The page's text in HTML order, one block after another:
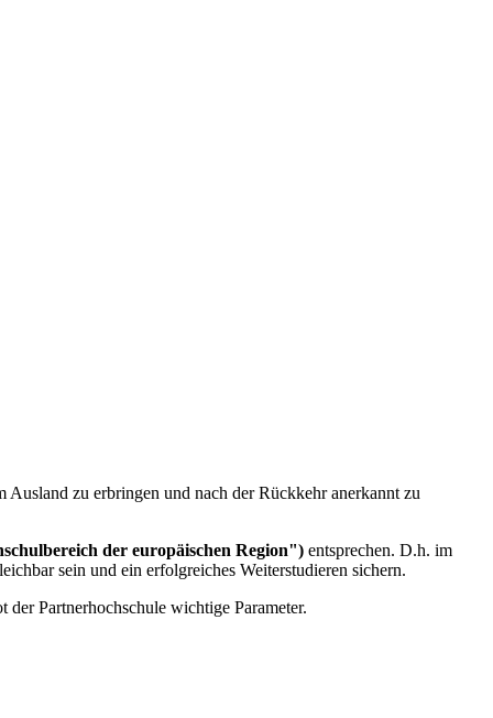
zu erbringen und nach der Rückkehr anerkannt zu
der europäischen Region") entsprechen. D.h. im
sein und ein erfolgreiches Weiterstudieren sichern.
Partnerhochschule wichtige Parameter.